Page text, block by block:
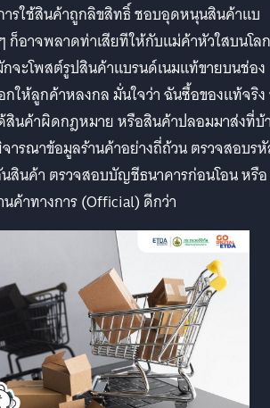
รใช้สินค้าถูกลิขสิทธิ์ ชอบอุดหนุนสินค้าแบ
ก็อาจพลาดท่าเสียทีให้กับแม่ค้าหัวใสบนโลก
จะโพสต์รูปสินค้าแบรนด์เนมแท้ขายบนช่อง
ให้ลูกค้าหลงกล มั่นใจว่า ฉันซื้อของแท้จริง
นค้าผิดกฎหมาย หรือสินค้าปลอมมาส่งที่บ้
ารณาข้อมูลร้านค้าอย่างถี่ถ้วน ตรวจสอบร
สินค้า ตรวจสอบบัญชีธนาคารก่อนโอน หรือ
ค้าทางการ (Official) ดีกว่า